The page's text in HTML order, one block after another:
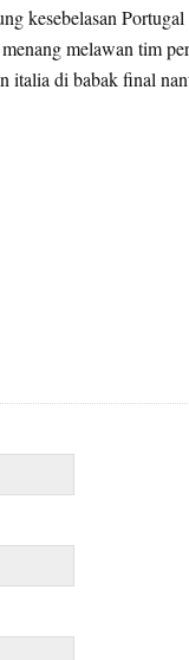
kesebelasan
melawan tim
italia di babak final